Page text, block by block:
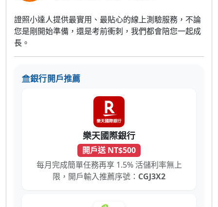
證照小達人提供最實用、最貼心的線上測驗服務，不論
您是剛開始準備，還是考前衝刺，我們都會陪您一起成
長。
銀行開戶推薦
樂天國際銀行
開戶送 NT$500
每月完成簡單任務再享 1.5% 活儲利率無上
限，開戶輸入推薦序號： CGJ3X2